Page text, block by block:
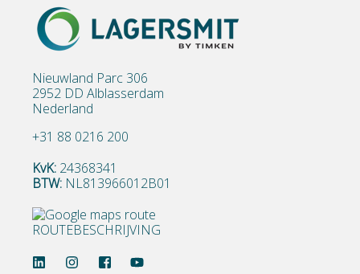
Nieuwland Parc 306
2952 DD Alblasserdam
Nederland
+31 88 0216 200
KvK: 24368341
BTW: NL813966012B01
ROUTEBESCHRIJVING